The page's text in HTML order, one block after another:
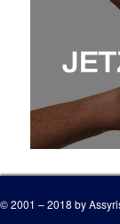
© 2001 – 2018 by